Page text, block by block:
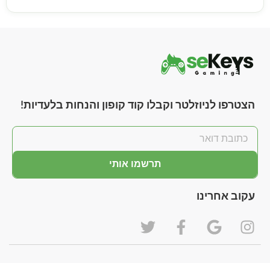
הצטרפו לניוזלטר וקבלו קוד קופון והנחות בלעדיות!
תרשמו אותי
עקוב אחרינו